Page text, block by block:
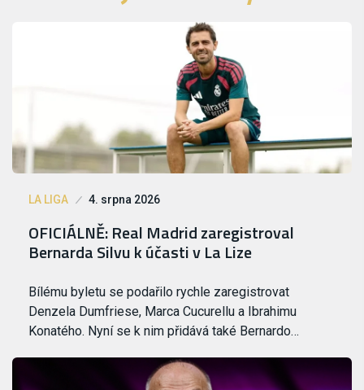
LA LIGA 4. srpna 2026
OFICIÁLNĚ: Real Madrid zaregistroval
Bernarda Silvu k účasti v La Lize
Bílému byletu se podařilo rychle zaregistrovat
Denzela Dumfriese, Marca Cucurellu a Ibrahimu
Konatého. Nyní se k nim přidává také Bernardo…